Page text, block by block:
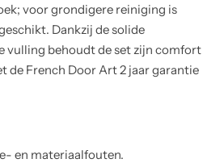
voor grondigere reiniging is
Dankzij de solide
vulling behoudt de set zijn comfort
de French Door Art 2 jaar garantie
en materiaalfouten.